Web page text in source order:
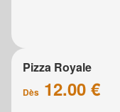
Pizza Royale
Dès 12.00 €